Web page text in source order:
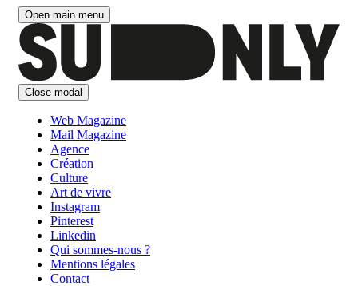
Aller
contenu
Open main menu
Close modal
Web Magazine
Mail Magazine
Agence
Création
Culture
Art de vivre
Instagram
Pinterest
Linkedin
Qui sommes-nous ?
Mentions légales
Contact